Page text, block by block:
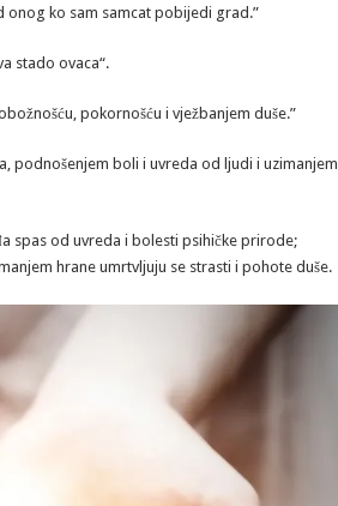
onog ko sam samcat pobijedi grad.”
stado ovaca“.
pokornošću i vježbanjem duše.”
podnošenjem boli i uvreda od ljudi i uzimanjem
spas od uvreda i bolesti psihičke prirode;
hrane umrtvljuju se strasti i pohote duše.